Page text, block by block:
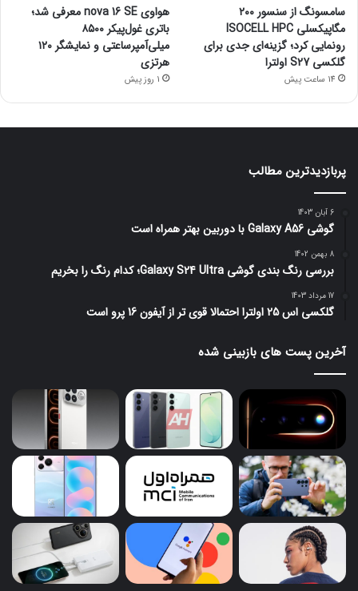
سامسونگ از سنسور ۲۰۰
مگاپیکسلی ISOCELL HPC
رونمایی کرد؛ گزینه‌ای جدی برای
گلکسی S27 اولترا
14 ساعت پیش
هواوی nova 16 SE معرفی شد؛
باتری غول‌پیکر ۸۵۰۰
میلی‌آمپرساعتی و نمایشگر ۱۲۰
هرتزی
1 روز پیش
پربازدیدترین مطالب
6 آبان 1403
گوشی Galaxy A56 با دوربین بهتر همراه است
8 بهمن 1402
بررسی رنگ بندی گوشی Galaxy S24 Ultra؛ کدام رنگ را بخریم
17 مرداد 1403
گلکسی اس 25 اولترا احتمالا قوی تر از آیفون 16 پرو است
آخرین پست های بازبینی شده